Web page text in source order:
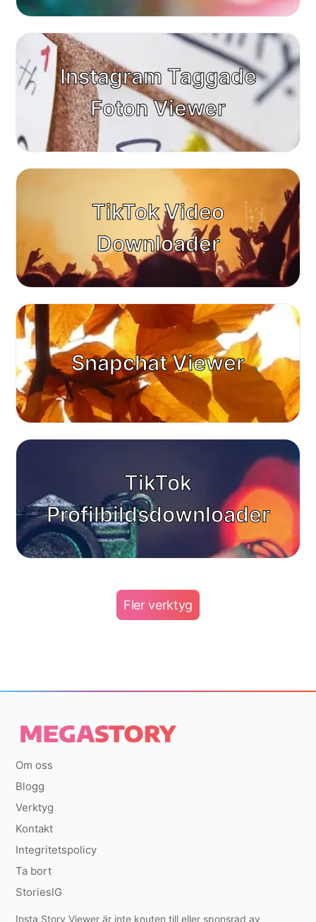
Instagram Taggade
Foton Viewer
TikTok Video
Downloader
Snapchat Viewer
TikTok
Profilbildsdownloader
Fler verktyg
Om oss
Blogg
Verktyg
Kontakt
Integritetspolicy
Ta bort
StoriesIG
Insta Story Viewer är inte knuten till eller sponsrad av